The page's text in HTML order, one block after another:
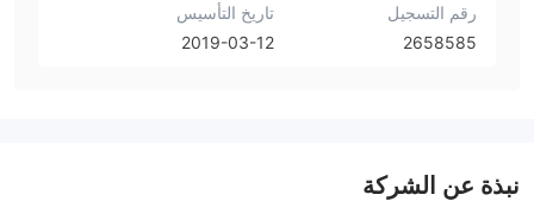
رقم التسجيل
2658585
تاريخ التأسيس
2019-03-12
نبذة عن الشركة